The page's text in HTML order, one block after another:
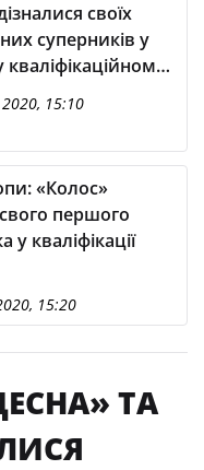
своїх
суперників у
15:10
«Колос»
першого
у кваліфікації
15:20
ТА